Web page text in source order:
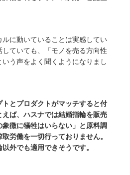
に動いていることは実感してい
ていても、「モノを売る方向性
う声をよく聞くようになりまし
とプロダクトがマッチすると付
ば、ハスナでは結婚指輪を販売
象徴に犠牲はいらない」と原料調
労働を一切行っておりません。
外でも適用できそうです。